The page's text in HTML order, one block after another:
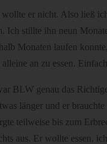
wollte er nicht. Also ließ
Ich stillte ihn neun
Monaten laufen
an zu essen. Einfach
BLW genau das
länger und er
teilweise bis zum
aus. Er wollte essen,